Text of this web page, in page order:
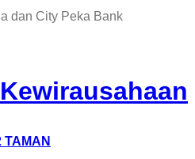
dan City Peka Bank
TAMAN